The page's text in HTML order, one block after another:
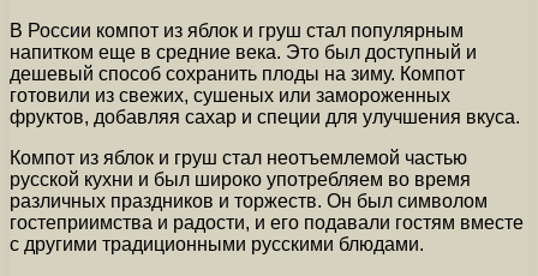
В России компот из яблок и груш стал популярным
напитком еще в средние века. Это был доступный и
дешевый способ сохранить плоды на зиму. Компот
готовили из свежих, сушеных или замороженных
фруктов, добавляя сахар и специи для улучшения вкуса.
Компот из яблок и груш стал неотъемлемой частью
русской кухни и был широко употребляем во время
различных праздников и торжеств. Он был символом
гостеприимства и радости, и его подавали гостям вместе
с другими традиционными русскими блюдами.